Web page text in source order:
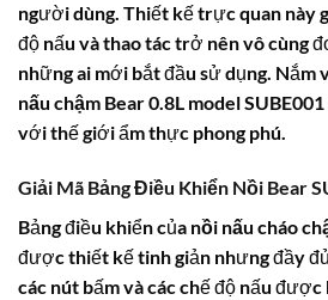
người dùng. Thiết kế trực quan này
độ nấu và thao tác trở nên vô cùng
những ai mới bắt đầu sử dụng. Nắm
nấu chậm Bear 0.8L model
với thế giới ẩm thực phong phú.
Giải Mã Bảng Điều Khiển Nồi Bear
Bảng điều khiển của nồi nấu cháo
được thiết kế tinh giản nhưng đầy
các nút bấm và các chế độ nấu